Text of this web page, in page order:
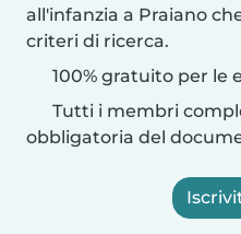
all'infanzia a Praiano
criteri di ricerca.
100% gratuito per le
Tutti i membri
obbligatoria del